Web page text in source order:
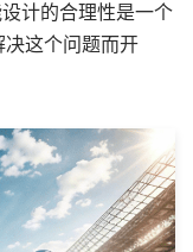
计的合理性是一个
这个问题而开